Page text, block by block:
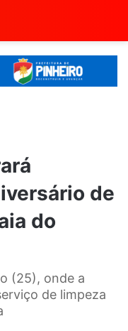
de
do
(25), onde a
de limpeza